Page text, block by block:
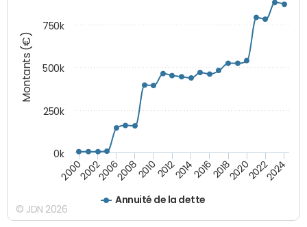
Montants (€)
Annuité de la dette
200020022006200820102012201420162018202020222024
0k
250k
500k
750k
© JDN 2026